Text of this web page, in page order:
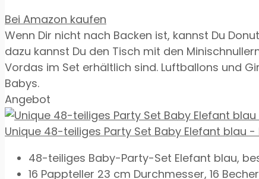
Bei Amazon kaufen
Wenn Dir nicht nach Backen ist, kannst Du
dazu kannst Du den Tisch mit den
Vordas im Set erhältlich sind. Luftballons und
Babys.
Angebot
Unique 48-teiliges Party Set Baby Elefant blau
48-teiliges Baby-Party-Set Elefant blau,
16 Pappteller 23 cm Durchmesser, 16